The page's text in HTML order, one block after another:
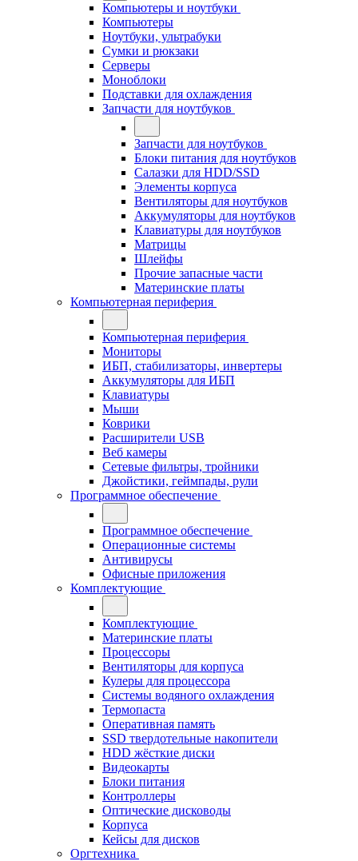
Компьютеры и ноутбуки
Компьютеры
Ноутбуки, ультрабуки
Сумки и рюкзаки
Серверы
Моноблоки
Подставки для охлаждения
Запчасти для ноутбуков
Запчасти для ноутбуков
Блоки питания для ноутбуков
Салазки для HDD/SSD
Элементы корпуса
Вентиляторы для ноутбуков
Аккумуляторы для ноутбуков
Клавиатуры для ноутбуков
Матрицы
Шлейфы
Прочие запасные части
Материнские платы
Компьютерная периферия
Компьютерная периферия
Мониторы
ИБП, стабилизаторы, инвертеры
Аккумуляторы для ИБП
Клавиатуры
Мыши
Коврики
Расширители USB
Веб камеры
Сетевые фильтры, тройники
Джойстики, геймпады, рули
Программное обеспечение
Программное обеспечение
Операционные системы
Антивирусы
Офисные приложения
Комплектующие
Комплектующие
Материнские платы
Процессоры
Вентиляторы для корпуса
Кулеры для процессора
Системы водяного охлаждения
Термопаста
Оперативная память
SSD твердотельные накопители
HDD жёсткие диски
Видеокарты
Блоки питания
Контроллеры
Оптические дисководы
Корпуса
Кейсы для дисков
Оргтехника